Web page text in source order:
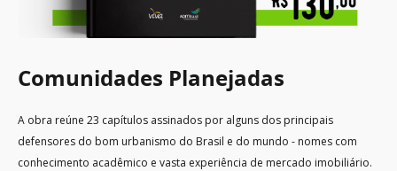
Comunidades Planejadas
A obra reúne 23 capítulos assinados por alguns dos principais
defensores do bom urbanismo do Brasil e do mundo - nomes com
conhecimento acadêmico e vasta experiência de mercado imobiliário.